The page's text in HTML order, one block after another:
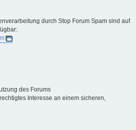
durch Stop Forum Spam sind auf
des Forums
Interesse an einem sicheren,